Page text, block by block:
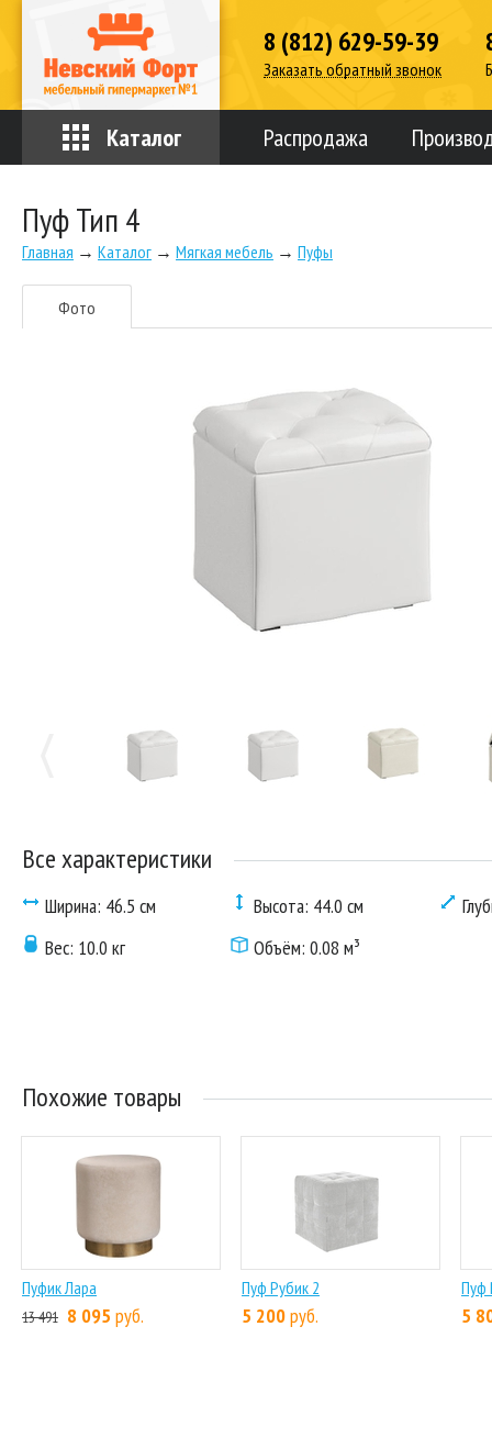
8 (812) 629-59-39
Заказать обратный звонок
Каталог Распродажа
Пуф Тип 4
Главная → Каталог → Мягкая мебель → Пуфы
Фото
Все характеристики
Ширина: 46.5 см Высота: 44.0 см
Вес: 10.0 кг
Объём: 0.08 м³
Похожие товары
Пуфик Лара
13 491 8 095 руб.
Пуф Рубик 2
5 200руб.
Пуф
5